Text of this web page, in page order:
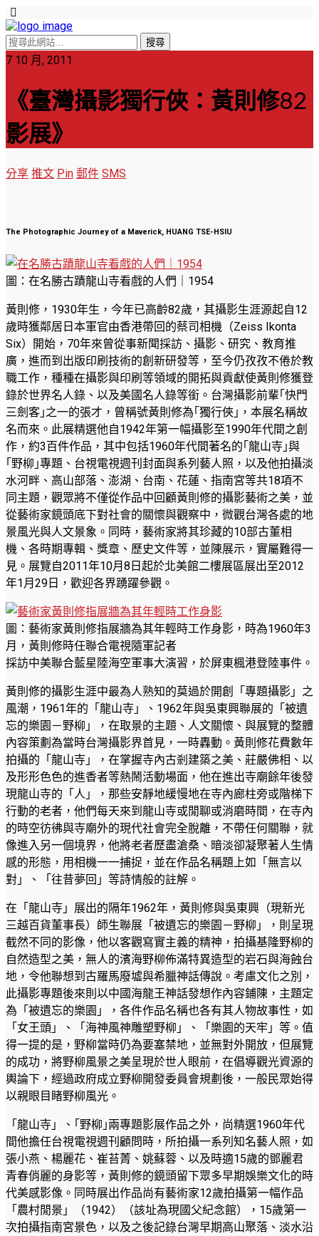
7 10 月, 2011
《臺灣攝影獨行俠：黃則修82
影展》
分享 推文 Pin 郵件 SMS
The Photographic Journey of a Maverick, HUANG TSE-HSIU
圖：在名勝古蹟龍山寺看戲的人們｜1954
黃則修，1930年生，今年已高齡82歲，其攝影生涯源起自12
歲時獲鄰居日本軍官由香港帶回的蔡司相機（Zeiss Ikonta
Six）開始，70年來曾從事新聞採訪、攝影、研究、教育推
廣，進而到出版印刷技術的創新研發等，至今仍孜孜不倦於教
職工作，種種在攝影與印刷等領域的開拓與貢獻使黃則修獲登
錄於世界名人錄、以及美國名人錄等銜。台灣攝影前輩｢快門
三劍客｣之一的張才，曾稱號黃則修為｢獨行俠｣，本展名稱故
名而來。此展精選他自1942年第一幅攝影至1990年代間之創
作，約3百件作品，其中包括1960年代間著名的｢龍山寺｣與
｢野柳｣專題、台視電視週刊封面與系列藝人照，以及他拍攝淡
水河畔、高山部落、澎湖、台南、花蓮、指南宮等共18項不
同主題，觀眾將不僅從作品中回顧黃則修的攝影藝術之美，並
從藝術家鏡頭底下對社會的關懷與觀察中，微觀台灣各處的地
景風光與人文景象。同時，藝術家將其珍藏的10部古董相
機、各時期專輯、獎章、歷史文件等，並陳展示，實屬難得一
見。展覽自2011年10月8日起於北美館二樓展區展出至2012
年1月29日，歡迎各界踴躍參觀。
圖：藝術家黃則修指展牆為其年輕時工作身影，時為1960年3
月，黃則修時任聯合電視隨軍記者
採訪中美聯合藍星陸海空軍事大演習，於屏東楓港登陸事件。
黃則修的攝影生涯中最為人熟知的莫過於開創「專題攝影」之
風潮，1961年的「龍山寺」、1962年與吳東興聯展的「被遺
忘的樂園－野柳」，在取景的主題、人文關懷、與展覽的整體
內容策劃為當時台灣攝影界首見，一時轟動。黃則修花費數年
拍攝的「龍山寺」，在掌握寺內古剎建築之美、莊嚴佛相、以
及形形色色的進香者等熱鬧活動場面，他在進出寺廟餘年後發
現龍山寺的「人」，那些安靜地緩慢地在寺內廊柱旁或階梯下
行動的老者，他們每天來到龍山寺或閒聊或消磨時間，在寺內
的時空彷彿與寺廟外的現代社會完全脫離，不帶任何關聯，就
像進入另一個境界，他將老者歷盡滄桑、暗淡卻凝聚著人生情
感的形態，用相機一一捕捉，並在作品名稱題上如「無言以
對」、「往昔夢回」等詩情般的註解。
在「龍山寺」展出的隔年1962年，黃則修與吳東興（現新光
三越百貨董事長）師生聯展「被遺忘的樂園－野柳」，則呈現
截然不同的影像，他以客觀寫實主義的精神，拍攝基隆野柳的
自然造型之美，無人的濱海野柳佈滿特異造型的岩石與海蝕台
地，令他聯想到古羅馬廢墟與希臘神話傳說。考慮文化之別，
此攝影專題後來則以中國海龍王神話發想作內容鋪陳，主題定
為「被遺忘的樂園」，各件作品名稱也各有其人物故事性，如
「女王頭」、「海神風神雕塑野柳」、「樂園的天牢」等。值
得一提的是，野柳當時仍為要塞禁地，並無對外開放，但展覽
的成功，將野柳風景之美呈現於世人眼前，在倡導觀光資源的
輿論下，經過政府成立野柳開發委員會規劃後，一般民眾始得
以親眼目睹野柳風光。
「龍山寺」、｢野柳｣兩專題影展作品之外，尚精選1960年代
間他擔任台視電視週刊顧問時，所拍攝一系列知名藝人照，如
張小燕、楊麗花、崔苔菁、姚蘇蓉、以及時適15歲的鄧麗君
青春俏麗的身影等，黃則修的鏡頭留下眾多早期娛樂文化的時
代美感影像。同時展出作品尚有藝術家12歲拍攝第一幅作品
「農村閒景」（1942）（該址為現國父紀念館），15歲第一
次拍攝指南宮景色，以及之後記錄台灣早期高山聚落、淡水沿